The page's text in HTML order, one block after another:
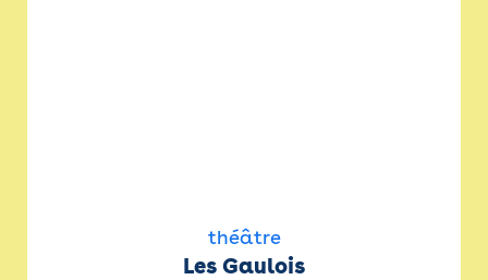
théâtre
Les Gaulois